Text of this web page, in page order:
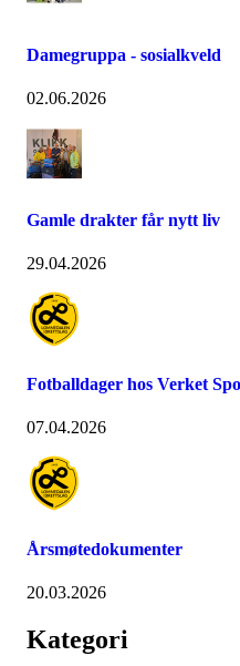
Damegruppa - sosialkveld
02.06.2026
Gamle drakter får nytt liv
29.04.2026
Fotballdager hos Verket
07.04.2026
Årsmøtedokumenter
20.03.2026
Kategori